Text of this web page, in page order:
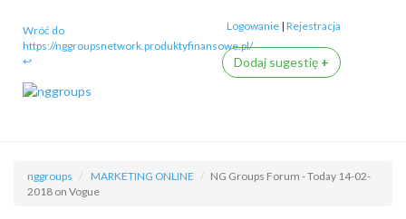
Wróć do
https://nggroupsnetwork.produktyfinansowe.pl/
↩
Logowanie |Rejestracja
Dodaj sugestię +
nggroups MARKETING ONLINE
NG Groups Forum - Today 14-02-
2018 on Vogue